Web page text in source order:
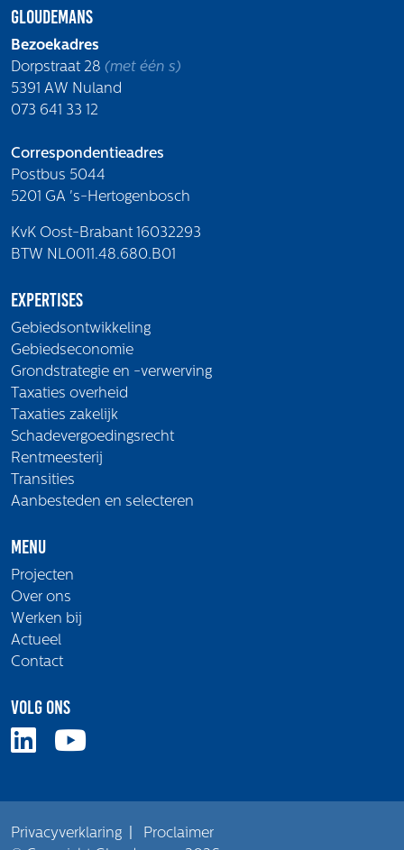
Gloudemans
Bezoekadres
Dorpstraat 28 (met één s)
5391 AW Nuland
073 641 33 12
Correspondentieadres
Postbus 5044
5201 GA 's-Hertogenbosch
KvK Oost-Brabant 16032293
BTW NL0011.48.680.B01
Expertises
Gebiedsontwikkeling
Gebiedseconomie
Grondstrategie en -verwerving
Taxaties overheid
Taxaties zakelijk
Schadevergoedingsrecht
Rentmeesterij
Transities
Aanbesteden en selecteren
Menu
Projecten
Over ons
Werken bij
Actueel
Contact
Volg ons
Privacyverklaring
Proclaimer